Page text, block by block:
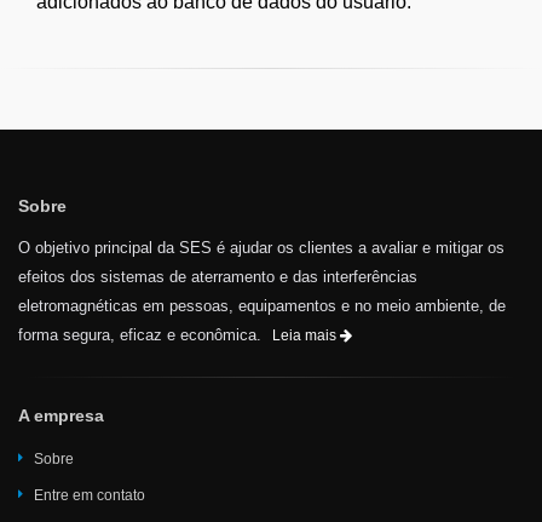
Sobre
O objetivo principal da SES é ajudar os clientes a avaliar e mitigar os
efeitos dos sistemas de aterramento e das interferências
eletromagnéticas em pessoas, equipamentos e no meio ambiente, de
forma segura, eficaz e econômica.
Leia mais
A empresa
Sobre
Entre em contato